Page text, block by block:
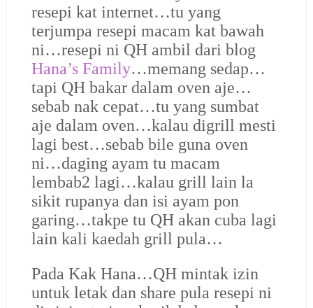
resepi kat internet…tu yang
terjumpa resepi macam kat bawah
ni…resepi ni QH ambil dari blog
Hana’s Family…memang sedap…
tapi QH bakar dalam oven aje…
sebab nak cepat…tu yang sumbat
aje dalam oven…kalau digrill mesti
lagi best…sebab bile guna oven
ni…daging ayam tu macam
lembab2 lagi…kalau grill lain la
sikit rupanya dan isi ayam pon
garing…takpe tu QH akan cuba lagi
lain kali kaedah grill pula…
Pada Kak Hana…QH mintak izin
untuk letak dan share pula resepi ni